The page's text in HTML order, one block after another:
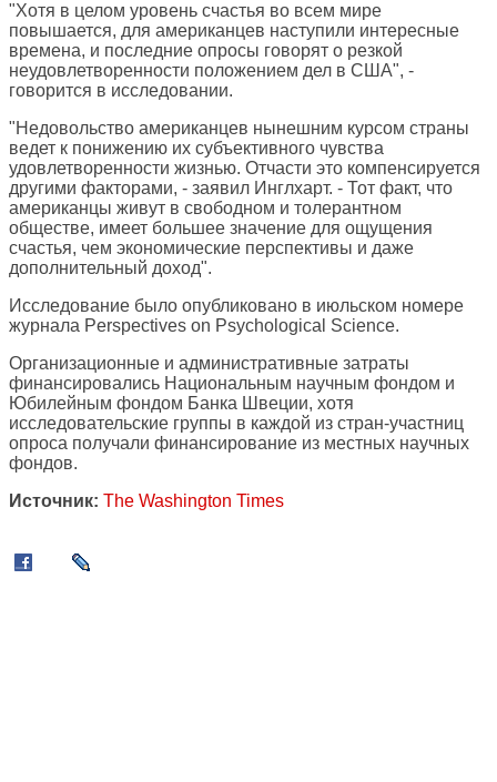
"Хотя в целом уровень счастья во всем мире
повышается, для американцев наступили интересные
времена, и последние опросы говорят о резкой
неудовлетворенности положением дел в США", -
говорится в исследовании.
"Недовольство американцев нынешним курсом страны
ведет к понижению их субъективного чувства
удовлетворенности жизнью. Отчасти это компенсируется
другими факторами, - заявил Инглхарт. - Тот факт, что
американцы живут в свободном и толерантном
обществе, имеет большее значение для ощущения
счастья, чем экономические перспективы и даже
дополнительный доход".
Исследование было опубликовано в июльском номере
журнала Perspectives on Psychological Science.
Организационные и административные затраты
финансировались Национальным научным фондом и
Юбилейным фондом Банка Швеции, хотя
исследовательские группы в каждой из стран-участниц
опроса получали финансирование из местных научных
фондов.
Источник: The Washington Times